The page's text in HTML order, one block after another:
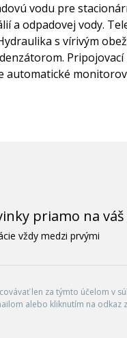
vodu pre
a odpadovej vody.
s vírivým
priamo na
vždy medzi prvými
len za týmto účelom v
alebo kliknutím na odkaz